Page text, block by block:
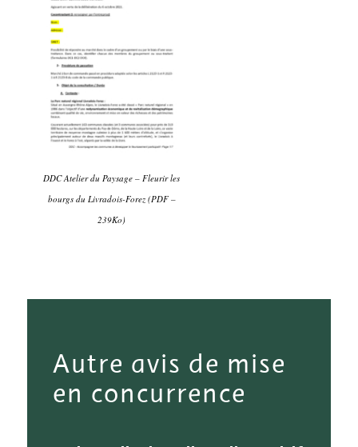
DDC Atelier du Paysage – Fleurir les
bourgs du Livradois-Forez (PDF –
239Ko)
Autre avis de mise
en concurrence